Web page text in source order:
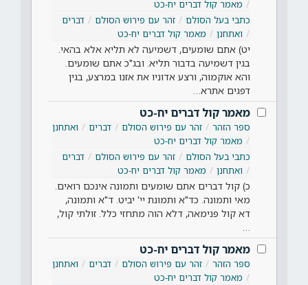
מאמר קול דברים יח-כט
כתבי בעל הסולם
זהר עם פירוש הסולם
דברים
ואתחנן
מאמר קול דברים יח-כט
יט) אתם שומעים, דשמיעה לא תליא אלא בהאי.
בגין דשמיעה בדבור תליא. ובג"כ אתם שומעים.
והא אוקמוה, ורצע אדוניו את אזנו במרצע, בגין
דפגים אתרא…
מאמר קול דברים יח-כט
ספר הזהר זהר עם פירוש הסולם דברים
ואתחנן
מאמר קול דברים יח-כט
כתבי בעל הסולם
זהר עם פירוש הסולם
דברים
ואתחנן
מאמר קול דברים יח-כט
כ) קול דברים אתם שומעים ותמונה אינכם רואים.
מאי ותמונה. כד"א ותמונת יי' יביט. ד"א ותמונה,
דא קול פנימאה, דלא הוה מתחזי כלל. זולתי קול,
מאמר קול דברים יח-כט
ספר הזהר זהר עם פירוש הסולם דברים
ואתחנן
מאמר קול דברים יח-כט